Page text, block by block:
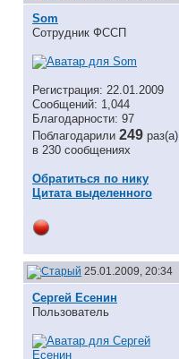
Som
Сотрудник ФССП
Регистрация: 22.01.2009
Сообщений: 1,044
Благодарности: 97
Поблагодарили 249 раз(а)
в 230 сообщениях
Обратиться по нику
Цитата выделенного
25.01.2009, 20:34
Сергей Есенин
Пользователь